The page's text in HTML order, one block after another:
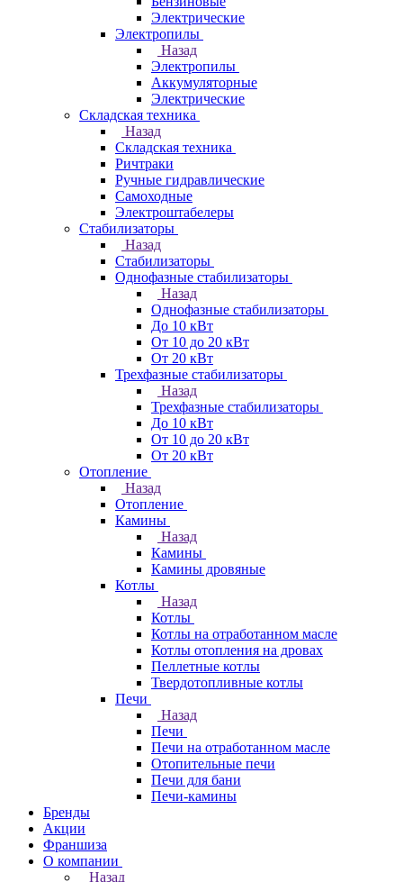
Электрические
Электропилы
Назад
Электропилы
Аккумуляторные
Электрические
Складская техника
Назад
Складская техника
Ричтраки
Ручные гидравлические
Самоходные
Электроштабелеры
Стабилизаторы
Назад
Стабилизаторы
Однофазные стабилизаторы
Назад
Однофазные стабилизаторы
До 10 кВт
От 10 до 20 кВт
От 20 кВт
Трехфазные стабилизаторы
Назад
Трехфазные стабилизаторы
До 10 кВт
От 10 до 20 кВт
От 20 кВт
Отопление
Назад
Отопление
Камины
Назад
Камины
Камины дровяные
Котлы
Назад
Котлы
Котлы на отработанном масле
Котлы отопления на дровах
Пеллетные котлы
Твердотопливные котлы
Печи
Назад
Печи
Печи на отработанном масле
Отопительные печи
Печи для бани
Печи-камины
Бренды
Акции
Франшиза
О компании
Назад